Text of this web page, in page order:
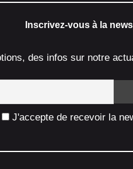
Inscrivez-vous à la
des infos sur notre
J'accepte de recevoir la